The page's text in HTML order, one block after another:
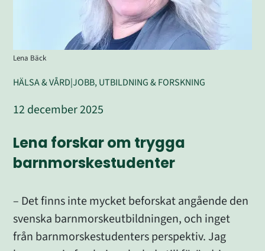
Lena forskar om trygga
barnmorskestudenter
12 december 2025
HÄLSA & VÅRD|JOBB, UTBILDNING & FORSKNING
– Det finns inte mycket beforskat angående den
svenska barnmorskeutbildningen, och inget
från barnmorskestudenters perspektiv. Jag
Lena Bäck